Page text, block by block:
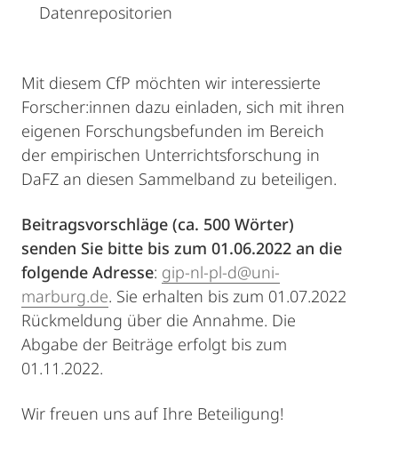
Datenrepositorien
Mit diesem CfP möchten wir interessierte
Forscher:innen dazu einladen, sich mit ihren
eigenen Forschungsbefunden im Bereich
der empirischen Unterrichtsforschung in
DaFZ an diesen Sammelband zu beteiligen.
Beitragsvorschläge (ca. 500 Wörter)
senden Sie bitte bis zum 01.06.2022 an die
folgende Adresse: gip-nl-pl-d@uni-
marburg.de. Sie erhalten bis zum 01.07.2022
Rückmeldung über die Annahme. Die
Abgabe der Beiträge erfolgt bis zum
01.11.2022.
Wir freuen uns auf Ihre Beteiligung!